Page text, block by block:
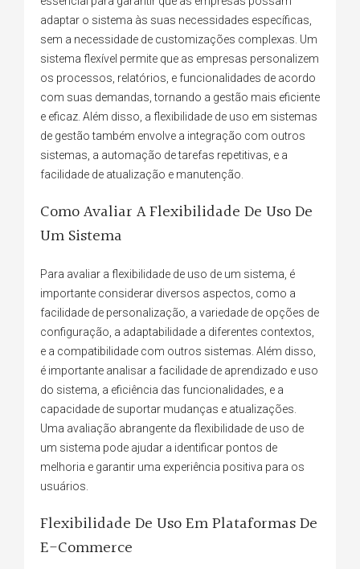
adaptar o sistema às suas necessidades específicas,
sem a necessidade de customizações complexas. Um
sistema flexível permite que as empresas personalizem
os processos, relatórios, e funcionalidades de acordo
com suas demandas, tornando a gestão mais eficiente
e eficaz. Além disso, a flexibilidade de uso em sistemas
de gestão também envolve a integração com outros
sistemas, a automação de tarefas repetitivas, e a
facilidade de atualização e manutenção.
Como Avaliar A Flexibilidade De Uso De
Um Sistema
Para avaliar a flexibilidade de uso de um sistema, é
importante considerar diversos aspectos, como a
facilidade de personalização, a variedade de opções de
configuração, a adaptabilidade a diferentes contextos,
e a compatibilidade com outros sistemas. Além disso,
é importante analisar a facilidade de aprendizado e uso
do sistema, a eficiência das funcionalidades, e a
capacidade de suportar mudanças e atualizações.
Uma avaliação abrangente da flexibilidade de uso de
um sistema pode ajudar a identificar pontos de
melhoria e garantir uma experiência positiva para os
usuários.
Flexibilidade De Uso Em Plataformas De
E-Commerce